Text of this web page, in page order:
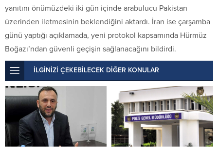
yanıtını önümüzdeki iki gün içinde arabulucu Pakistan
üzerinden iletmesinin beklendiğini aktardı. İran ise çarşamba
günü yaptığı açıklamada, yeni protokol kapsamında Hürmüz
Boğazı’ndan güvenli geçişin sağlanacağını bildirdi.
İLGİNİZİ ÇEKEBİLECEK DİĞER KONULAR